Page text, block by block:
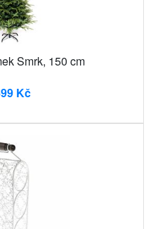
Smrk, 150 cm
Kč